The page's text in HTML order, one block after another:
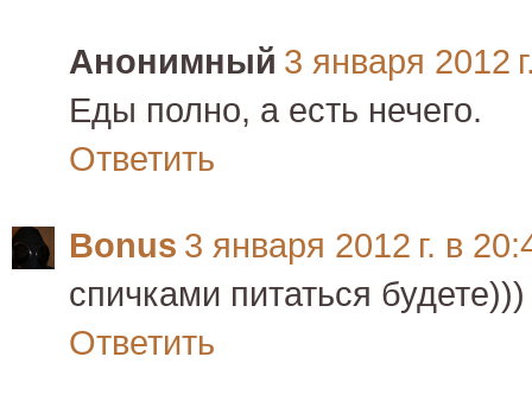
Анонимный 3 января 2012
Еды полно, а есть нечего.
Ответить
Bonus 3 января 2012 г. в
спичками питаться будете)))
Ответить